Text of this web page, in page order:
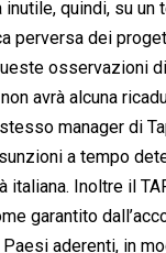
inutile, quindi, su un
perversa dei
osservazioni
avrà alcuna
manager di
a tempo
italiana. Inoltre il
garantito
aderenti, in